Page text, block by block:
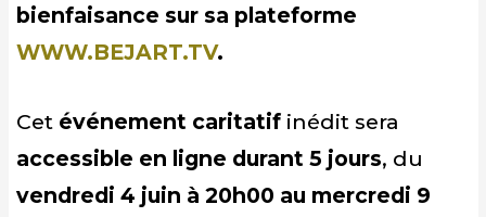
bienfaisance sur sa plateforme
WWW.BEJART.TV.
Cet événement caritatif inédit sera
accessible en ligne durant 5 jours, du
vendredi 4 juin à 20h00 au mercredi 9